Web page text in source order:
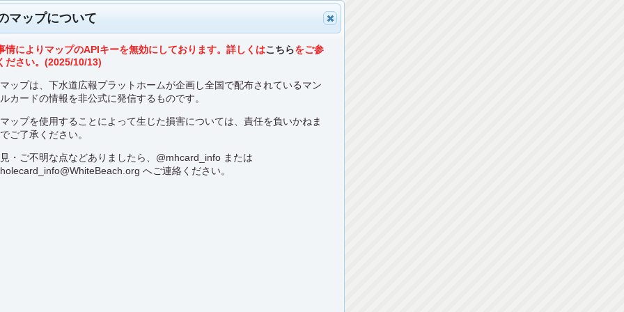
マップについて
情によりマップのAPIキーを無効にしております。詳しくはこちらをご参
ださい。(2025/10/13)
ップは、下水道広報プラットホームが企画し全国で配布されているマン
カードの情報を非公式に発信するものです。
ップを使用することによって生じた損害については、責任を負いかねま
ご了承ください。
・ご不明な点などありましたら、 @mhcard_info または
へご連絡ください。